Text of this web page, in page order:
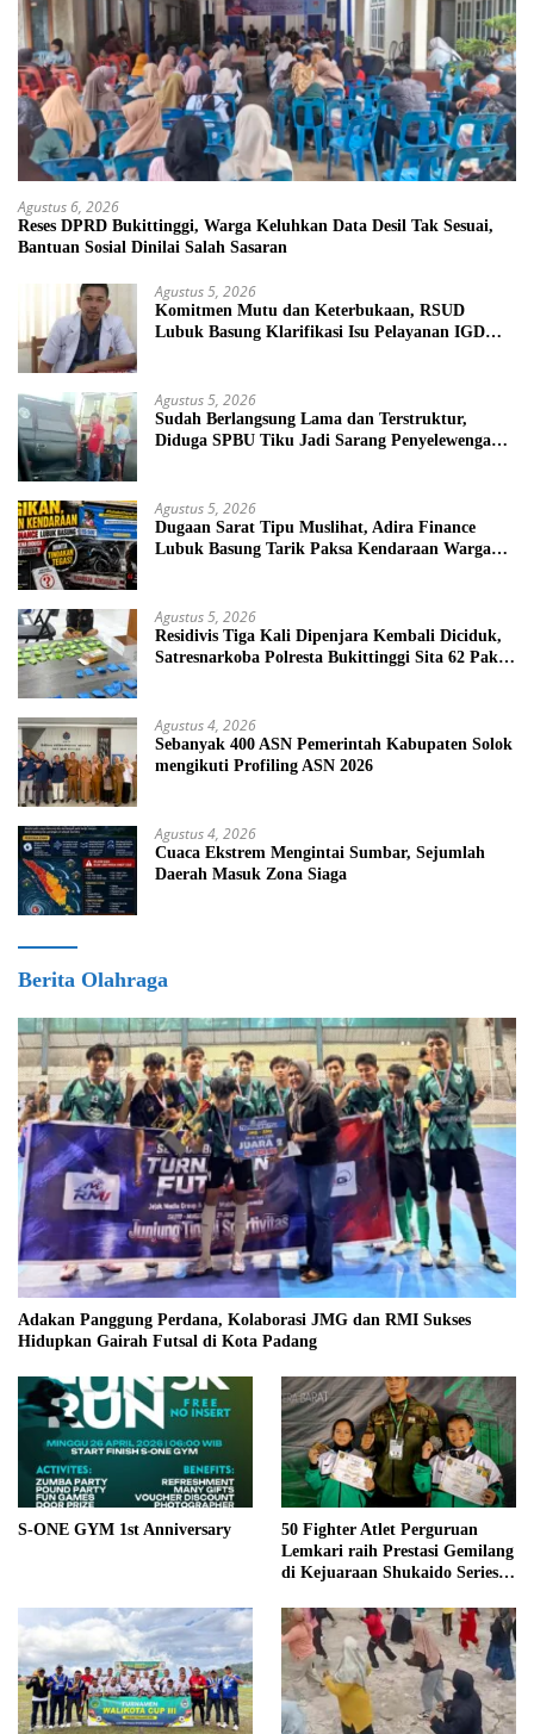
Agustus 6, 2026
Reses DPRD Bukittinggi, Warga Keluhkan Data Desil Tak Sesuai,
Bantuan Sosial Dinilai Salah Sasaran
Agustus 5, 2026
Komitmen Mutu dan Keterbukaan, RSUD
Lubuk Basung Klarifikasi Isu Pelayanan IGD
Agustus 5, 2026
Sudah Berlangsung Lama dan Terstruktur,
Diduga SPBU Tiku Jadi Sarang Penyelewengan
Agustus 5, 2026
Dugaan Sarat Tipu Muslihat, Adira Finance
Lubuk Basung Tarik Paksa Kendaraan Warga
Agustus 5, 2026
Residivis Tiga Kali Dipenjara Kembali Diciduk,
Satresnarkoba Polresta Bukittinggi Sita 62 Paket
Agustus 4, 2026
Sebanyak 400 ASN Pemerintah Kabupaten Solok
mengikuti Profiling ASN 2026
Agustus 4, 2026
Cuaca Ekstrem Mengintai Sumbar, Sejumlah
Daerah Masuk Zona Siaga
Berita Olahraga
Adakan Panggung Perdana, Kolaborasi JMG dan RMI Sukses
Hidupkan Gairah Futsal di Kota Padang
S-ONE GYM 1st Anniversary
50 Fighter Atlet Perguruan
Lemkari raih Prestasi Gemilang
di Kejuaraan Shukaido Series 1